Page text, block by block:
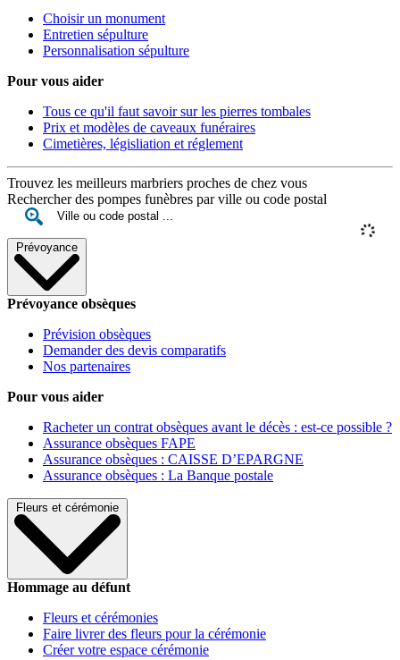
Choisir un monument
Entretien sépulture
Personnalisation sépulture
Pour vous aider
Tous ce qu'il faut savoir sur les pierres tombales
Prix et modèles de caveaux funéraires
Cimetières, législiation et réglement
Trouvez les meilleurs marbriers proches de chez vous
Rechercher des pompes funèbres par ville ou code postal
Prévoyance
Prévoyance obsèques
Prévision obsèques
Demander des devis comparatifs
Nos partenaires
Pour vous aider
Racheter un contrat obsèques avant le décès : est-ce possible ?
Assurance obsèques FAPE
Assurance obsèques : CAISSE D’EPARGNE
Assurance obsèques : La Banque postale
Fleurs et cérémonie
Hommage au défunt
Fleurs et cérémonies
Faire livrer des fleurs pour la cérémonie
Créer votre espace cérémonie